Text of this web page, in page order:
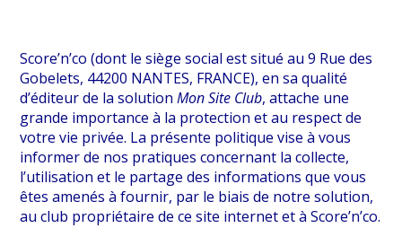
Score’n’co (dont le siège social est situé au 9 Rue des
Gobelets, 44200 NANTES, FRANCE), en sa qualité
d’éditeur de la solutionMon Site Club, attache une
grande importance à la protection et au respect de
votre vie privée. La présente politique vise à vous
informer de nos pratiques concernant la collecte,
l’utilisation et le partage des informations que vous
êtes amenés à fournir, par le biais de notre solution,
au club propriétaire de ce site internet et à Score’n’co.